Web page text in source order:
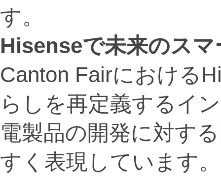
す。
Hisenseで未来のス
Canton Fairにおける
らしを再定義するイ
電製品の開発に対す
すく表現しています